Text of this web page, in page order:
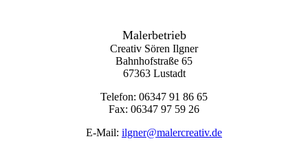
Malerbetrieb
Creativ Sören Ilgner
Bahnhofstraße 65
67363 Lustadt
Telefon: 06347 91 86 65
Fax: 06347 97 59 26
E-Mail: ilgner@malercreativ.de